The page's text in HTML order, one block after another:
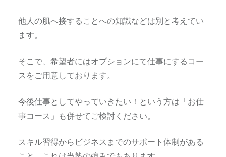
他人の肌へ接することへの知識などは別と考えてい
ます。
そこで、希望者にはオプションにて仕事にするコー
スをご用意しております。
今後仕事としてやっていきたい！という方は「お仕
事コース」も併せてご検討ください。
スキル習得からビジネスまでのサポート体制がある